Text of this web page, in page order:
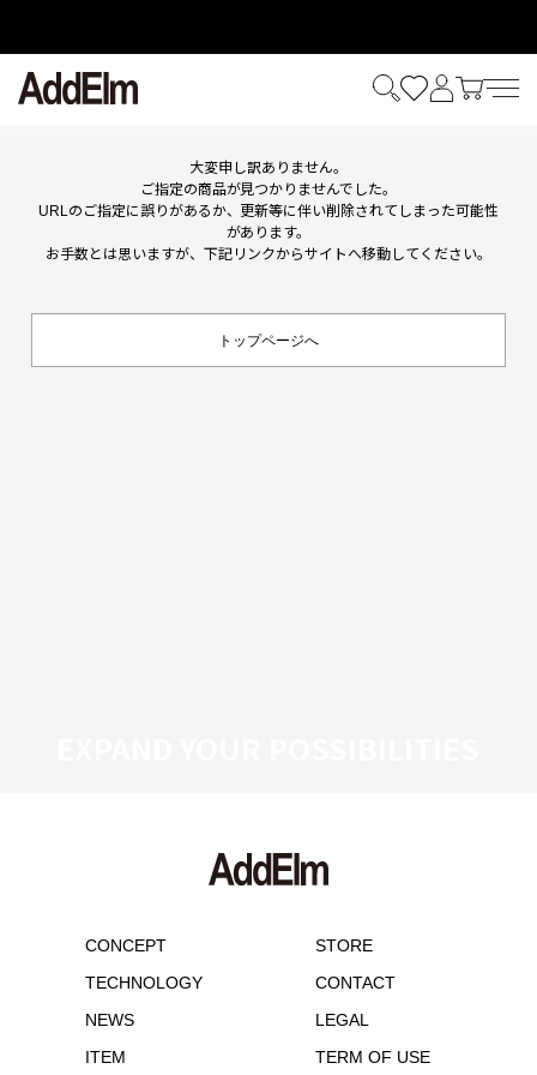
HOME ITEM
大変申し訳ありません。
ご指定の商品が見つかりませんでした。
URLのご指定に誤りがあるか、更新等に伴い削除されてしまった可能性
があります。
お手数とは思いますが、下記リンクからサイトへ移動してください。
トップページへ
CONCEPT
TECHNOLOGY
NEWS
ITEM
STORE
CONTACT
LEGAL
TERM OF USE